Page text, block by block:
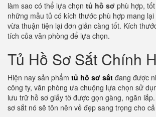
làm sao có thể lựa chọn tủ hồ sơ phù hợp,
những mẫu tủ có kích thước phù hợp mang
vừa thuận tiện lại đơn giản càng tốt. Kích
tích của văn phòng để lựa chọn.
Tủ Hồ Sơ Sắt Chính
Hiện nay sản phẩm tủ hồ sơ sắt đang được
công ty, văn phòng ưa chuộng lựa chọn sử
lưu trữ hồ sơ giấy tờ được gọn gàng, ngăn
sơ sắt nó sẽ tôn nên vẻ đẹp sang trọng cho